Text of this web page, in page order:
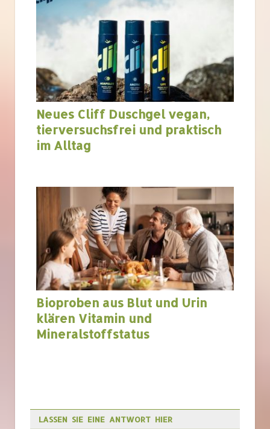
Neues Cliff Duschgel vegan,
tierversuchsfrei und praktisch
im Alltag
Bioproben aus Blut und Urin
klären Vitamin und
Mineralstoffstatus
LASSEN SIE EINE ANTWORT HIER